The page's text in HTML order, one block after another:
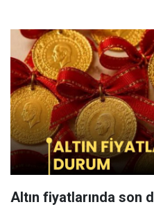
Altın fiyatlarında son